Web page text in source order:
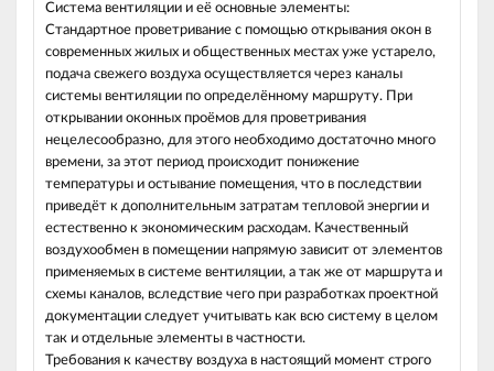
Система вентиляции и её основные элементы:
Стандартное проветривание с помощью открывания окон в
современных жилых и общественных местах уже устарело,
подача свежего воздуха осуществляется через каналы
системы вентиляции по определённому маршруту. При
открывании оконных проёмов для проветривания
нецелесообразно, для этого необходимо достаточно много
времени, за этот период происходит понижение
температуры и остывание помещения, что в последствии
приведёт к дополнительным затратам тепловой энергии и
естественно к экономическим расходам. Качественный
воздухообмен в помещении напрямую зависит от элементов
применяемых в системе вентиляции, а так же от маршрута и
схемы каналов, вследствие чего при разработках проектной
документации следует учитывать как всю систему в целом
так и отдельные элементы в частности.
Требования к качеству воздуха в настоящий момент строго